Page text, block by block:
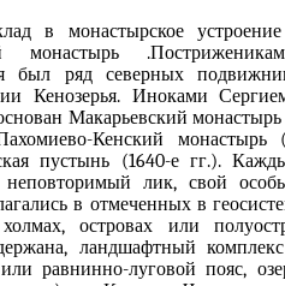
в монастырское
монастырь
был ряд северных
Кенозерья. Иноками
Макарьевский монастырь
Кенский
пустынь (1640-е гг.).
лик, свой
в отмеченных в
островах или
ландшафтный
равнинно-луговой пояс,